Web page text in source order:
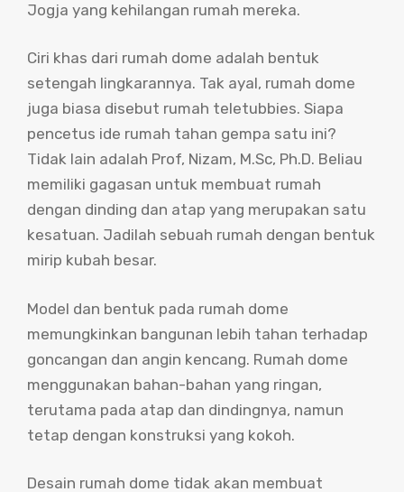
Jogja yang kehilangan rumah mereka.
Ciri khas dari rumah dome adalah bentuk
setengah lingkarannya. Tak ayal, rumah dome
juga biasa disebut rumah teletubbies. Siapa
pencetus ide rumah tahan gempa satu ini?
Tidak lain adalah Prof, Nizam, M.Sc, Ph.D. Beliau
memiliki gagasan untuk membuat rumah
dengan dinding dan atap yang merupakan satu
kesatuan. Jadilah sebuah rumah dengan bentuk
mirip kubah besar.
Model dan bentuk pada rumah dome
memungkinkan bangunan lebih tahan terhadap
goncangan dan angin kencang. Rumah dome
menggunakan bahan-bahan yang ringan,
terutama pada atap dan dindingnya, namun
tetap dengan konstruksi yang kokoh.
Desain rumah dome tidak akan membuat